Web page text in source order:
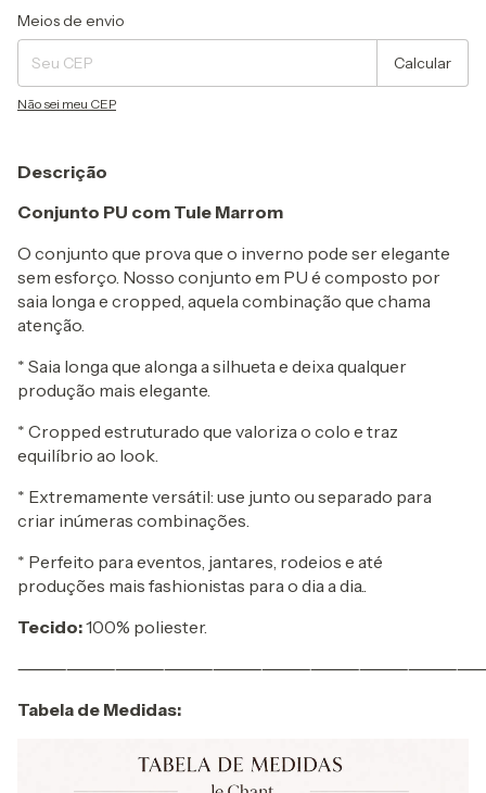
Entregas para o CEP:
Meios de envio
Calcular
Não sei meu CEP
Descrição
Conjunto PU com Tule Marrom
O conjunto que prova que o inverno pode ser elegante
sem esforço. Nosso conjunto em PU é composto por
saia longa e cropped, aquela combinação que chama
atenção.
* Saia longa que alonga a silhueta e deixa qualquer
produção mais elegante.
* Cropped estruturado que valoriza o colo e traz
equilíbrio ao look.
* Extremamente versátil: use junto ou separado para
criar inúmeras combinações.
* Perfeito para eventos, jantares, rodeios e até
produções mais fashionistas para o dia a dia..
Tecido:100% poliester.
Tabela de Medidas: